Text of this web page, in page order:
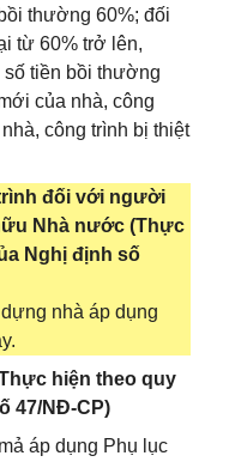
thường 60%; đối
từ 60% trở lên,
tiền bồi thường
của nhà, công
công trình bị thiệt
đối với người
Nhà nước (Thực
Nghị định số
nhà áp dụng
hiện theo quy
47/NĐ-CP)
áp dụng Phụ lục